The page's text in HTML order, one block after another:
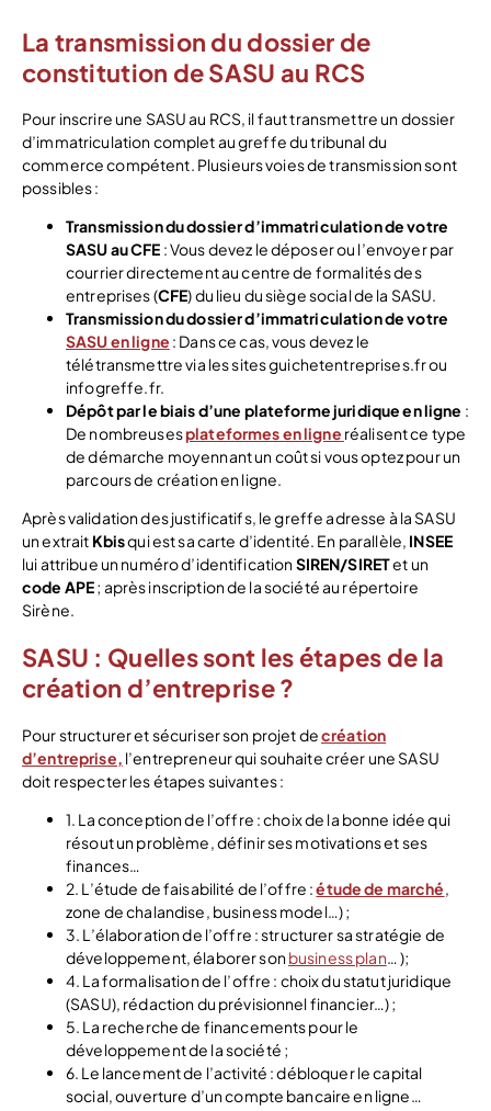
La transmission du dossier de
constitution de SASU au RCS
Pour inscrire une SASU au RCS, il faut transmettre un dossier
d’immatriculation complet au greffe du tribunal du
commerce compétent. Plusieurs voies de transmission sont
possibles :
Transmission du dossier d’immatriculation de votre
SASU au CFE : Vous devez le déposer ou l’envoyer par
courrier directement au centre de formalités des
entreprises (CFE) du lieu du siège social de la SASU.
Transmission du dossier d’immatriculation de votre
SASU en ligne : Dans ce cas, vous devez le
télétransmettre via les sites guichetentreprises.fr ou
infogreffe.fr.
Dépôt par le biais d’une plateforme juridique en ligne :
De nombreusesplateformes en ligne réalisent ce type
de démarche moyennant un coût si vous optez pour un
parcours de création en ligne.
Après validation des justificatifs, le greffe adresse à la SASU
un extrait Kbisqui est sa carte d’identité. En parallèle, INSEE
lui attribue un numéro d’identificationSIREN/SIRETet un
code APE; après inscription de la société au répertoire
Sirène.
SASU : Quelles sont les étapes de la
création d’entreprise ?
Pour structurer et sécuriser son projet decréation
d’entreprise, l’entrepreneur qui souhaite créer une SASU
doit respecter les étapes suivantes :
1. La conception de l’offre : choix de la bonne idée qui
résout un problème, définir ses motivations et ses
finances…
2. L’étude de faisabilité de l’offre :étude de marché
zone de chalandise, business model…) ;
3. L’élaboration de l’offre : structurer sa stratégie de
développement, élaborer sonbusiness plan … );
4. La formalisation de l’offre : choix du statut juridique
(SASU), rédaction du prévisionnel financier…) ;
5. La recherche de financements pour le
développement de la société ;
6. Le lancement de l’activité : débloquer le capital
social, ouverture d’un compte bancaire en ligne…